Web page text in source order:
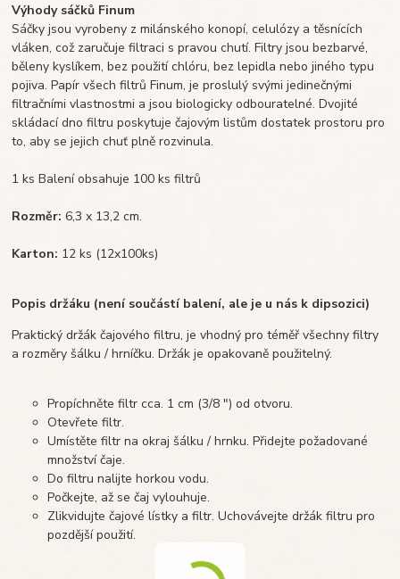
Výhody sáčků Finum
Sáčky jsou vyrobeny z milánského konopí, celulózy a těsnících
vláken, což zaručuje filtraci s pravou chutí. Filtry jsou bezbarvé,
běleny kyslíkem, bez použití chlóru, bez lepidla nebo jiného typu
pojiva. Papír všech filtrů Finum, je proslulý svými jedinečnými
filtračními vlastnostmi a jsou biologicky odbouratelné. Dvojité
skládací dno filtru poskytuje čajovým listům dostatek prostoru pro
to, aby se jejich chuť plně rozvinula.
1 ks Balení obsahuje 100 ks filtrů
Rozměr: 6,3 x 13,2 cm.
Karton: 12 ks (12x100ks)
Popis držáku (není součástí balení, ale je u nás k dipsozici)
Praktický držák čajového filtru, je vhodný pro téměř všechny filtry
a rozměry šálku / hrníčku. Držák je opakovaně použitelný.
Propíchněte filtr cca. 1 cm (3/8 ") od otvoru.
Otevřete filtr.
Umístěte filtr na okraj šálku / hrnku. Přidejte požadované
množství čaje.
Do filtru nalijte horkou vodu.
Počkejte, až se čaj vylouhuje.
Zlikvidujte čajové lístky a filtr. Uchovávejte držák filtru pro
pozdější použití.